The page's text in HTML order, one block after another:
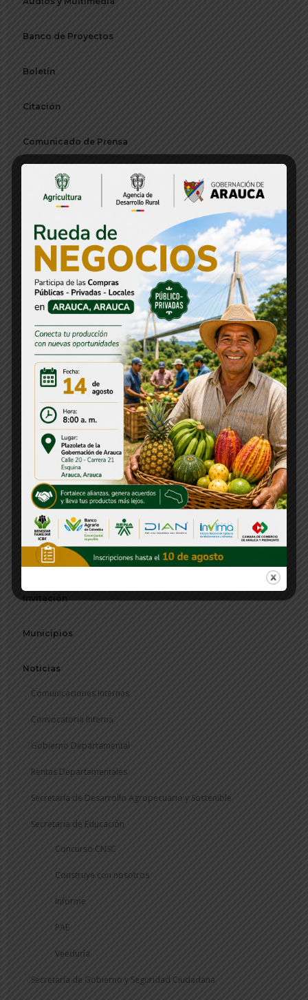
Banco de Proyectos
Boletín
Citación
Comunicado de Prensa
Concurso
Consejos Departamentales
Convocatorias
Decreto
Departamentos
Directorio
Emisora
Foto del Día
Frontera
Gabinete Departamental
Institucional
Invitación
Municipios
Noticias
Comunicaciones Internas
Convocatoria Interna
Gobierno Departamental
Rentas Departamentales
Secretaría de Desarrollo Agropecuario y Sostenible
Secretaría de Educación
Concurso CNSC
Construye con nosotros
Informe
PAE
Veeduría
Secretaría de Gobierno y Seguridad Ciudadana